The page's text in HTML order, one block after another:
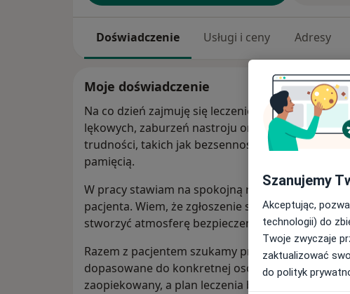
Doświadczenie Usługi i ceny Adresy
Moje doświadczenie
Na co dzień zajmuję się leczeniem zaburzeń
lękowych, zaburzeń nastroju oraz zaburzeń
trudności, takich jak bezsenność, przewlekły
pamięcią.
W pracy stawiam na spokojną rozmowę i dobre
pacjenta. Wiem, że zgłoszenie się po pomoc
stworzyć atmosferę bezpieczeństwa i zaufania.
Razem z pacjentem szukamy przyczyn
dopasowane do konkretnej osoby. Zależy mi, aby
zaopiekowany, a plan leczenia był skuteczny i
Szanujemy
Akceptując,
technologii) do
Twoje zwyczaje
zaktualizować
do polityk